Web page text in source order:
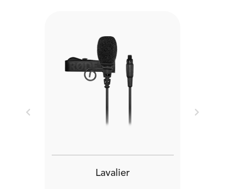
Lavalier
Previous Next